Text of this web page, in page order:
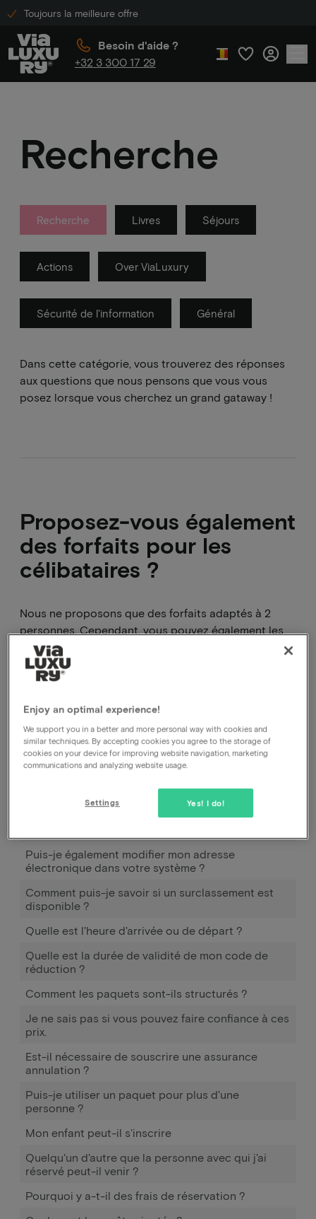
Toujours la meilleure offre
Besoin d'aide ?
+32 3 300 17 29
Recherche
Recherche Livres Séjours
Actions Over ViaLuxury
Sécurité de l'information Général
Dans cette catégorie, vous trouverez des réponses
aux questions que nous pensons que vous vous
posez lorsque vous cherchez un grand gataway !
Comment fonctionne Pay later ?
Quand et comment puis-je utiliser Pay later ?
Combien dois-je payer en plus pour emmener mon
(mes) enfant(s) ?
Puis-je également modifier mon adresse
électronique dans votre système ?
Comment puis-je savoir si un surclassement est
disponible ?
Quelle est l'heure d'arrivée ou de départ ?
Quelle est la durée de validité de mon code de
réduction ?
Comment les paquets sont-ils structurés ?
Je ne sais pas si vous pouvez faire confiance à ces
prix.
Est-il nécessaire de souscrire une assurance
annulation ?
Puis-je utiliser un paquet pour plus d'une
personne ?
Mon enfant peut-il s'inscrire
Quelqu'un d'autre que la personne avec qui j'ai
réservé peut-il venir ?
Pourquoi y a-t-il des frais de réservation ?
Proposez-vous également
des forfaits pour les
célibataires ?
Nous ne proposons que des forfaits adaptés à 2
personnes. Cependant, vous pouvez également les
réserver pour vous seul, mais le prix et les conditions
restent les mêmes
Enjoy an optimal experience!
We support you in a better and more personal way with cookies and
similar techniques. By accepting cookies you agree to the storage of
cookies on your device for improving website navigation, marketing
communications and analyzing website usage.
Yes! I do!
Settings